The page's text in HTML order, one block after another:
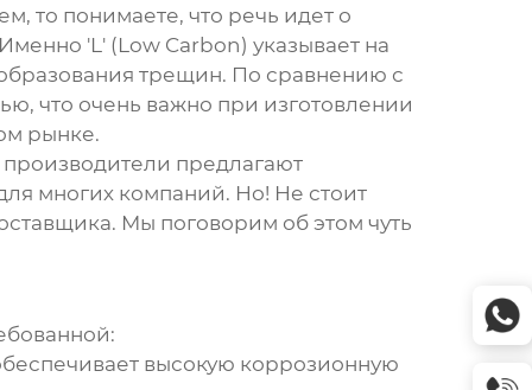
то понимаете, что речь идет о
'L' (Low Carbon) указывает на
трещин. По сравнению с
что очень важно при изготовлении
рынке.
предлагают
многих компаний. Но! Не стоит
Мы поговорим об этом чуть
высокую коррозионную